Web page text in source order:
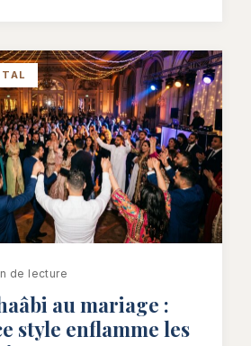
de lecture
au mariage :
style enflamme les